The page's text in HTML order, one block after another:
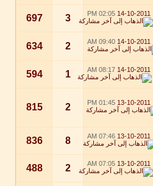
14-10-2011
02:05 PM
3
697
14-10-2011
09:40 AM
2
634
14-10-2011
08:17 AM
1
594
13-10-2011
01:45 PM
2
815
13-10-2011
07:46 AM
8
836
13-10-2011
07:05 AM
2
488